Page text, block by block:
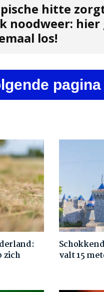
hitte
noodweer: hier
los!
zich
valt 15